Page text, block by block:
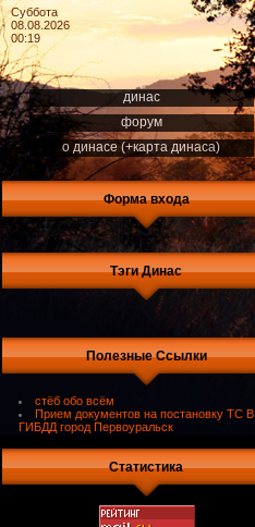
Суббота
08.08.2026
00:19
динас
форум
о динасе (+карта динаса)
Форма входа
Тэги Динас
Полезные Ссылки
стёб обо всём
Прием документов на постановку ТС В
ГИБДД город Первоуральск
Статистика